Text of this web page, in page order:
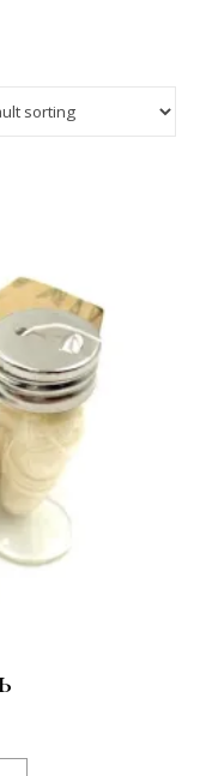
This product has